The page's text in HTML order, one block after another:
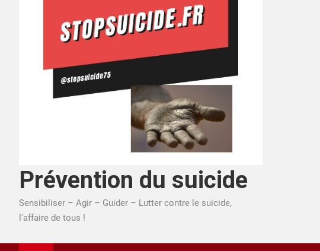
Prévention du suicide
Sensibiliser – Agir – Guider – Lutter contre le suicide,
l'affaire de tous !